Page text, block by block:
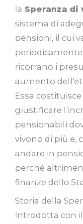
la Speranza di
sistema di
pensioni, il cui
periodicamente
ricorrano i
aumento
Essa
giustificare
pensionabili
vivono di più e,
andare in
perché
finanze dello
Storia della
Introdotta con il